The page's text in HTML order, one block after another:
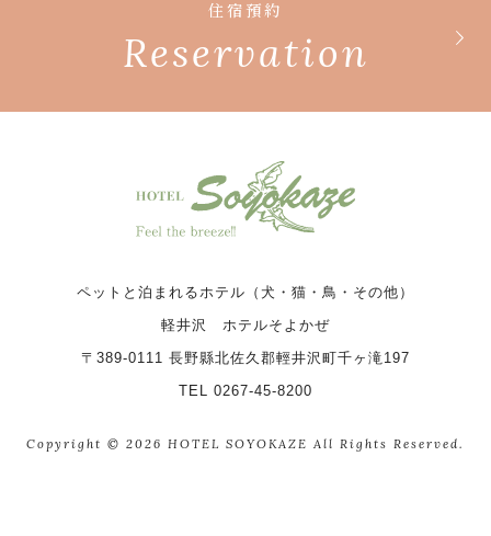
住宿預約
Reservation
ペットと泊まれるホテル（犬・猫・鳥・その他）
軽井沢 ホテルそよかぜ
〒389-0111 長野縣北佐久郡輕井沢町千ヶ滝197
TEL 0267-45-8200
Copyright © 2026 HOTEL SOYOKAZE All Rights Reserved.